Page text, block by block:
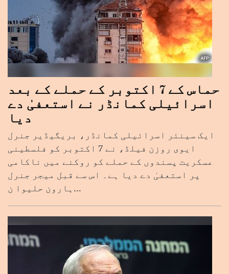
حماس کے 7 اکتوبر کے حملے کے بعد
اسرائیلی کمانڈر نے استعفیٰ دے
دیا
ایک سینئر اسرائیلی کمانڈر، بریگیڈیر جنرل
ایوی روزن فیلڈ، نے 7 اکتوبر کو فلسطینی
عسکریت پسندوں کے حملے کو روکنے میں ناکامی
پر استعفیٰ دے دیا ہے۔ اس سے قبل میجر جنرل
ہارون حلیوا ن...